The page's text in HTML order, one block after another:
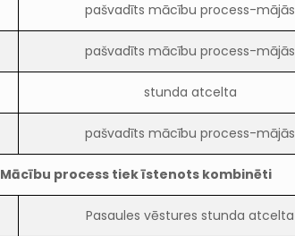
pašvadīts mācību process-mājās
pašvadīts mācību process-mājās
stunda atcelta
pašvadīts mācību process-mājās
Mācību process tiek īstenots kombinēti
Pasaules vēstures stunda atcelta